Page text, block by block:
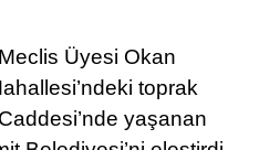
Üyesi Okan
toprak
yaşanan